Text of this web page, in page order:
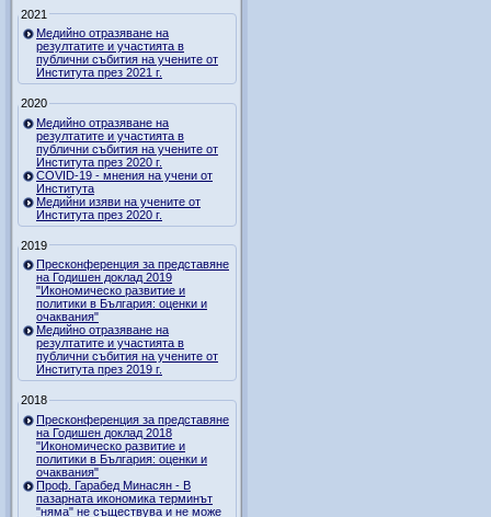
2021
Медийно отразяване на
резултатите и участията в
публични събития на учените от
Института през 2021 г.
2020
Медийно отразяване на
резултатите и участията в
публични събития на учените от
Института през 2020 г.
COVID-19 - мнения на учени от
Института
Медийни изяви на учените от
Института през 2020 г.
2019
Пресконференция за представяне
на Годишен доклад 2019
"Икономическо развитие и
политики в България: оценки и
очаквания"
Медийно отразяване на
резултатите и участията в
публични събития на учените от
Института през 2019 г.
2018
Пресконференция за представяне
на Годишен доклад 2018
"Икономическо развитие и
политики в България: оценки и
очаквания"
Проф. Гарабед Минасян - В
пазарната икономика терминът
"няма" не съществува и не може